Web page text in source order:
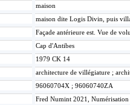
maison
maison dite Logis Divin, puis
Façade antérieure est. Vue de
Cap d'Antibes
1979 CK 14
architecture de villégiature ;
96060704X ; 96060740ZA
Fred Numint 2021,